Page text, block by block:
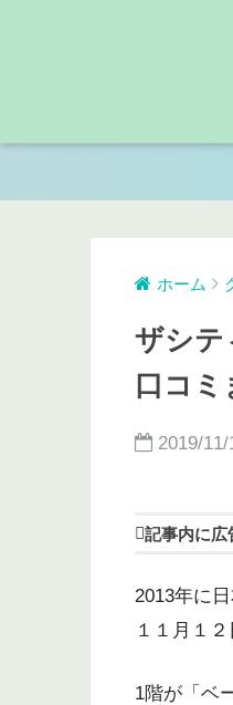
ホーム
ザシテ
口コ
2019/11/
記事内に広
2013年に
１１月１
1階が「ベ